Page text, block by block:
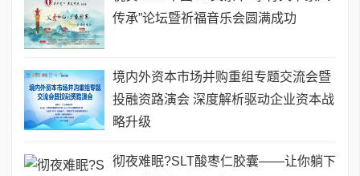
传承”论坛暨祈福音乐会圆满成功
境内外资本市场并购重组专题交流会暨
投融资路演会 深度解析驱动企业资本战
略升级
彻夜难眠?SLT酸枣仁胶囊——让你躺下